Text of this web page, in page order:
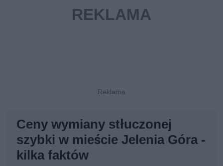
Ceny wymiany stłuczonej
szybki w mieście Jelenia Góra -
kilka faktów